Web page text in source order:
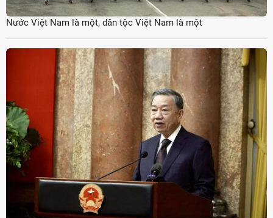
Nước Việt Nam là một, dân tộc Việt Nam là một